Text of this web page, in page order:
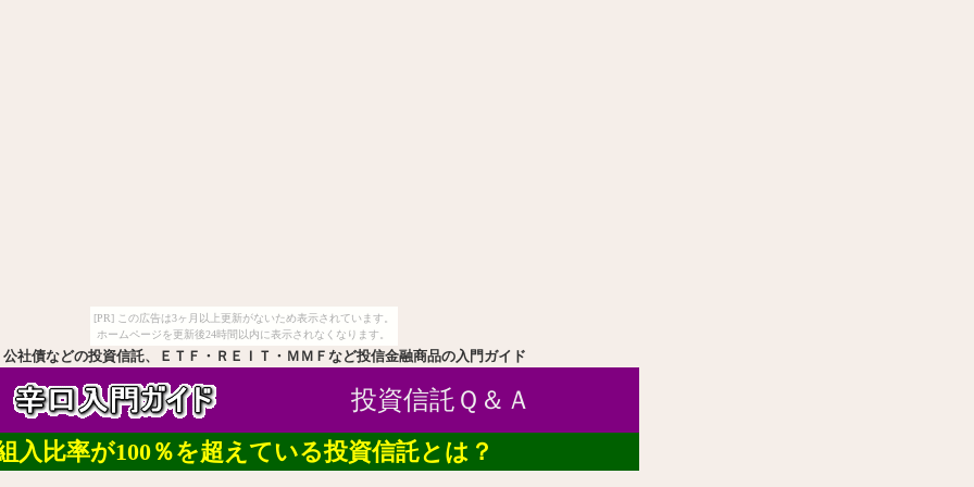
[PR] この広告は3ヶ月以上更新がないため表示されています。
ホームページを更新後24時間以内に表示されなくなります。
社債などの投資信託、ＥＴＦ・ＲＥＩＴ・ＭＭＦなど投信金融商品の入門ガイド
投資信託Ｑ＆Ａ
入比率が100％を超えている投資信託とは？